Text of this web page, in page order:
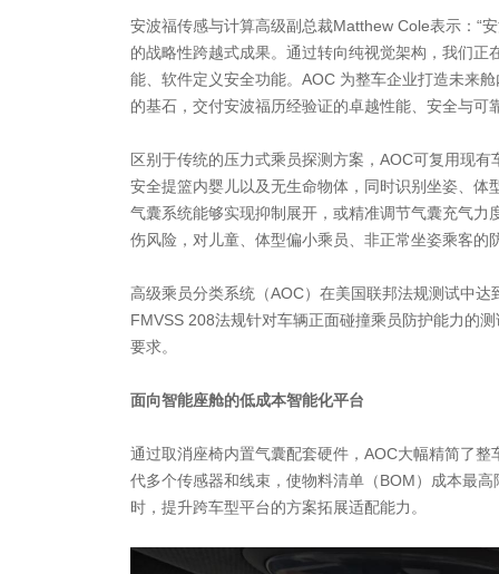
安波福传感与计算高级副总裁Matthew Cole表示：“
的战略性跨越式成果。通过转向纯视觉架构，我们正
能、软件定义安全功能。AOC 为整车企业打造未来
的基石，交付安波福历经验证的卓越性能、安全与可
区别于传统的压力式乘员探测方案，AOC可复用现
安全提篮内婴儿以及无生命物体，同时识别坐姿、体
气囊系统能够实现抑制展开，或精准调节气囊充气力
伤风险，对儿童、体型偏小乘员、非正常坐姿乘客的
高级乘员分类系统（AOC）在美国联邦法规测试中达
FMVSS 208法规针对车辆正面碰撞乘员防护能力的
要求。
面向智能座舱的低成本智能化平台
通过取消座椅内置气囊配套硬件，AOC大幅精简了
代多个传感器和线束，使物料清单（BOM）成本最
时，提升跨车型平台的方案拓展适配能力。